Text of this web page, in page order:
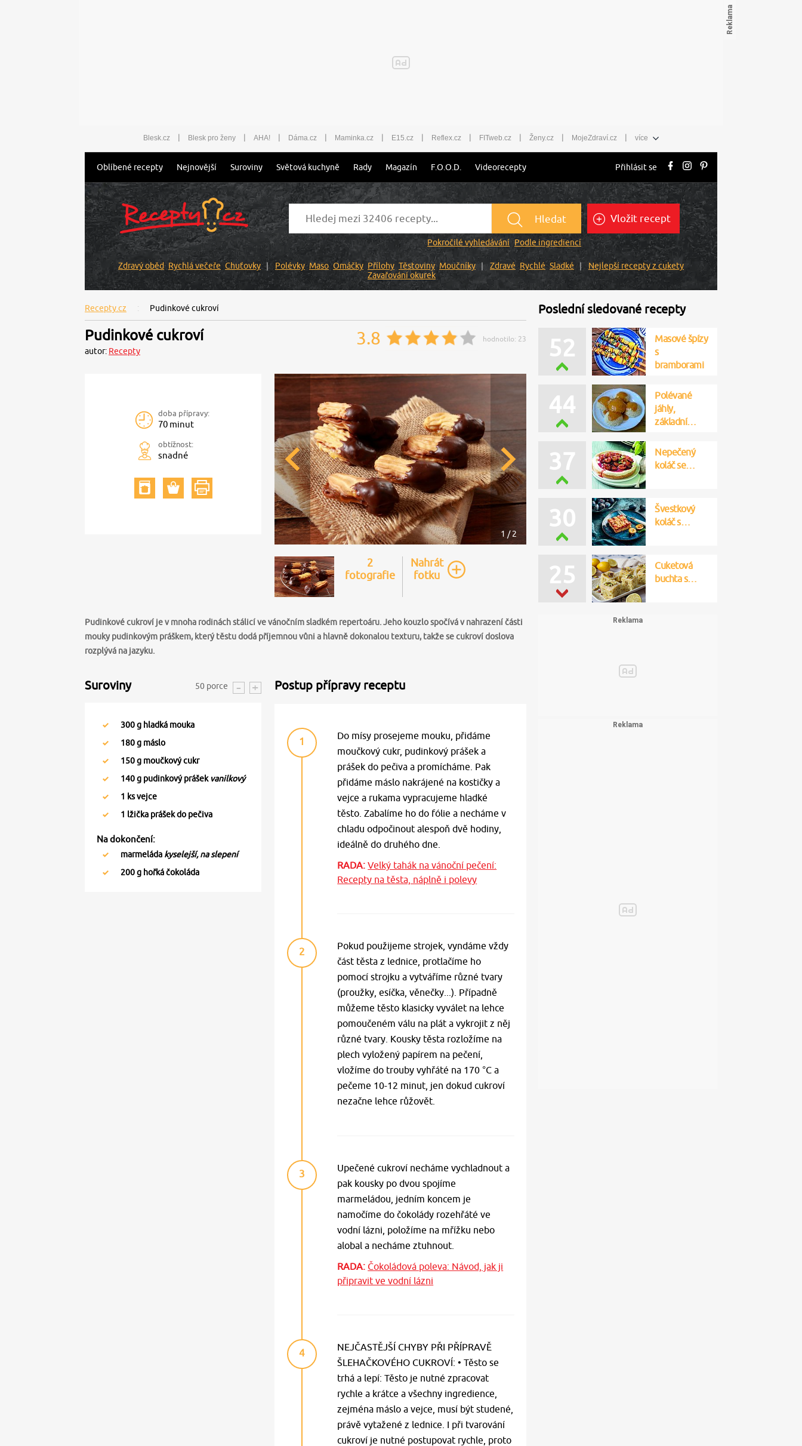
Blesk.cz | Blesk pro ženy | AHA! | Dáma.cz | Maminka.cz | E15.cz | Reflex.cz | FITweb.cz | Ženy.cz | MojeZdraví.cz | více
Oblíbené recepty Nejnovější Suroviny Světová kuchyně Rady Magazín F.O.O.D. Videorecepty Přihlásit se
Hledat
Pokročilé vyhledávání Podle ingrediencí
Vložit recept
Zdravý oběd Rychlá večeře Chuťovky Polévky Maso Omáčky Přílohy Těstoviny Moučníky Zdravé Rychlé Sladké
Nejlepší recepty z cukety
Zavařování okurek
Recepty.cz Pudinkové cukroví
Pudinkové cukroví
autor: Recepty
3.8 hodnotilo: 23
doba přípravy:
70 minut
obtížnost:
snadné
1 / 2
2
fotografie
Nahrát
fotku
Pudinkové cukroví je v mnoha rodinách stálicí ve vánočním sladkém repertoáru. Jeho kouzlo spočívá v nahrazení části
mouky pudinkovým práškem, který těstu dodá příjemnou vůni a hlavně dokonalou texturu, takže se cukroví doslova
rozplývá na jazyku.
Suroviny 50 porce
300g hladká mouka
180g máslo
150g moučkový cukr
140g pudinkový prášek vanilkový
1 ks vejce
1 lžička prášek do pečiva
Na dokončení:
marmeláda kyselejší, na slepení
200g hořká čokoláda
Postup přípravy receptu
1
Do mísy prosejeme mouku, přidáme
moučkový cukr, pudinkový prášek a
prášek do pečiva a promícháme. Pak
přidáme máslo nakrájené na kostičky a
vejce a rukama vypracujeme hladké
těsto. Zabalíme ho do fólie a necháme v
chladu odpočinout alespoň dvě hodiny,
ideálně do druhého dne.
RADA:Velký tahák na vánoční pečení:
Recepty na těsta, náplně i polevy
2
Pokud použijeme strojek, vyndáme vždy
část těsta z lednice, protlačíme ho
pomocí strojku a vytváříme různé tvary
(proužky, esíčka, věnečky...). Případně
můžeme těsto klasicky vyválet na lehce
pomoučeném válu na plát a vykrojit z něj
různé tvary. Kousky těsta rozložíme na
plech vyložený papírem na pečení,
vložíme do trouby vyhřáté na 170 °C a
pečeme 10-12 minut, jen dokud cukroví
nezačne lehce růžovět.
3
Upečené cukroví necháme vychladnout a
pak kousky po dvou spojíme
marmeládou, jedním koncem je
namočíme do čokolády rozehřáté ve
vodní lázni, položíme na mřížku nebo
alobal a necháme ztuhnout.
RADA: Čokoládová poleva: Návod, jak ji
připravit ve vodní lázni
4
NEJČASTĚJŠÍ CHYBY PŘI PŘÍPRAVĚ
ŠLEHAČKOVÉHO CUKROVÍ: • Těsto se
trhá a lepí: Těsto je nutné zpracovat
rychle a krátce a všechny ingredience,
zejména máslo a vejce, musí být studené,
právě vytažené z lednice. I při tvarování
cukroví je nutné postupovat rychle, proto
Poslední sledované recepty
52
Masové špízy
s
bramborami
44
Polévané
jáhly,
základní…
37
Nepečený
koláč se…
30
Švestkový
koláč s…
25
Cuketová
buchta s…